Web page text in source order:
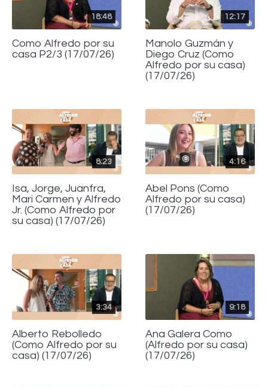
18:48
Como Alfredo por su
casa P2/3 (17/07/26)
12:17
Manolo Guzmán y
Diego Cruz (Como
Alfredo por su casa)
(17/07/26)
8:23
Isa, Jorge, Juanfra,
Mari Carmen y Alfredo
Jr. (Como Alfredo por
su casa) (17/07/26)
4:16
Abel Pons (Como
Alfredo por su casa)
(17/07/26)
3:34
Alberto Rebolledo
(Como Alfredo por su
casa) (17/07/26)
9:18
Ana Galera Como
(Alfredo por su casa)
(17/07/26)